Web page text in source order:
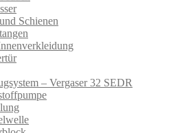
Schienen
– Vergaser 32 SEDR